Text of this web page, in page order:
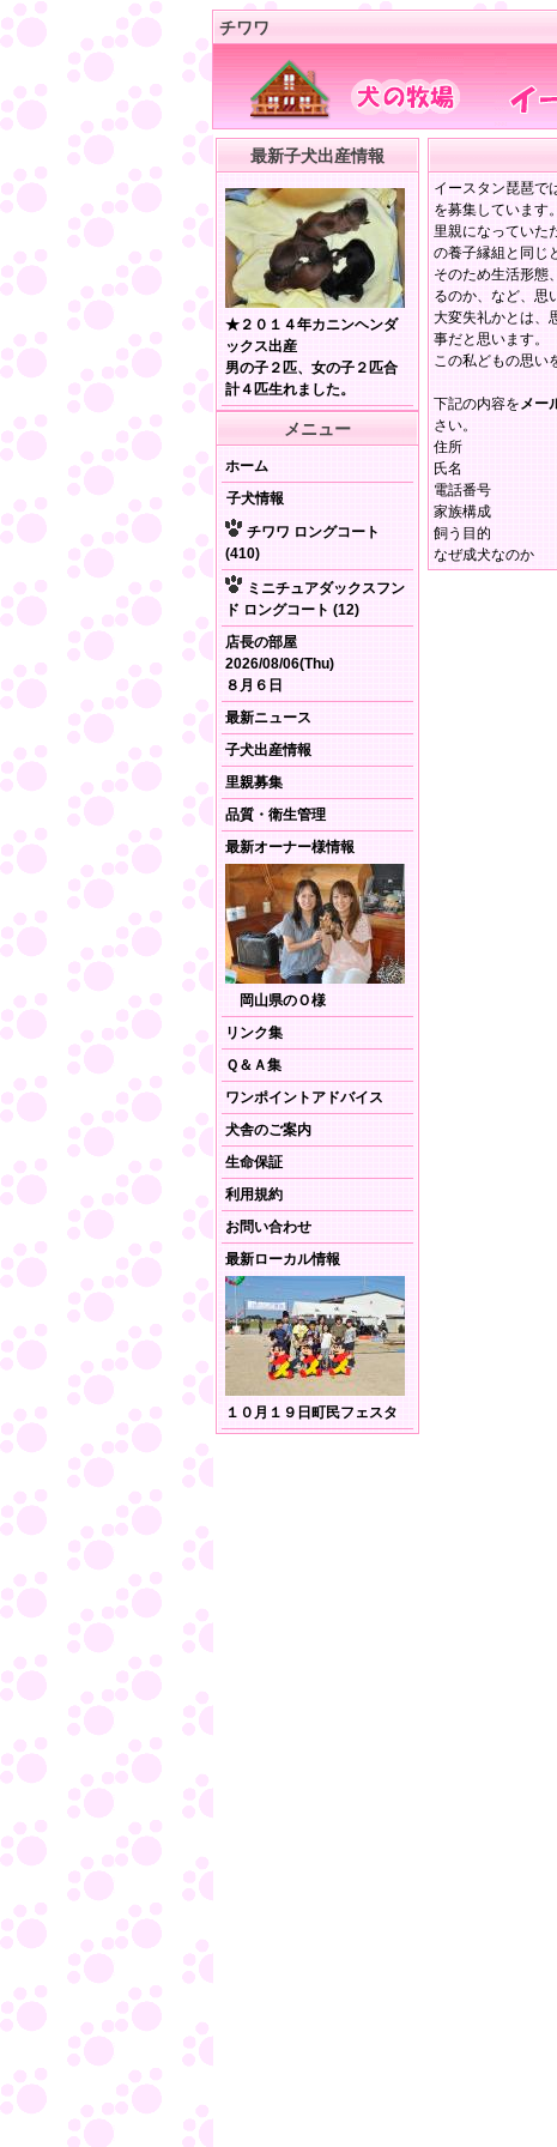
チワワ
最新子犬出産情報
★２０１４年カニンヘンダ
ックス出産
男の子２匹、女の子２匹合
計４匹生れました。
メニュー
ホーム
子犬情報
チワワ ロングコート
(410)
ミニチュアダックスフン
ド ロングコート (12)
店長の部屋
2026/08/06(Thu)
８月６日
最新ニュース
子犬出産情報
里親募集
品質・衛生管理
最新オーナー様情報
岡山県のＯ様
リンク集
Ｑ＆Ａ集
ワンポイントアドバイス
犬舎のご案内
生命保証
利用規約
お問い合わせ
最新ローカル情報
１０月１９日町民フェスタ
イースタン琵琶で
を募集しています。
里親になっていた
の養子縁組と同じ
そのため生活形態
るのか、など、思
大変失礼かとは、
事だと思います。
この私どもの思い
下記の内容をメー
さい。
住所
氏名
電話番号
家族構成
飼う目的
なぜ成犬なのか